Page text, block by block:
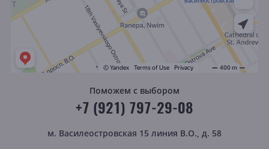
Поможем с выбором
+7 (921) 797-29-08
м. Василеостровская 15 линия В.О., д. 58